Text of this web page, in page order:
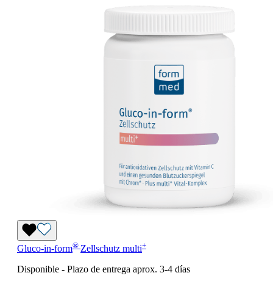
Gluco-in-form® Zellschutz multi+
Disponible - Plazo de entrega aprox. 3-4 días